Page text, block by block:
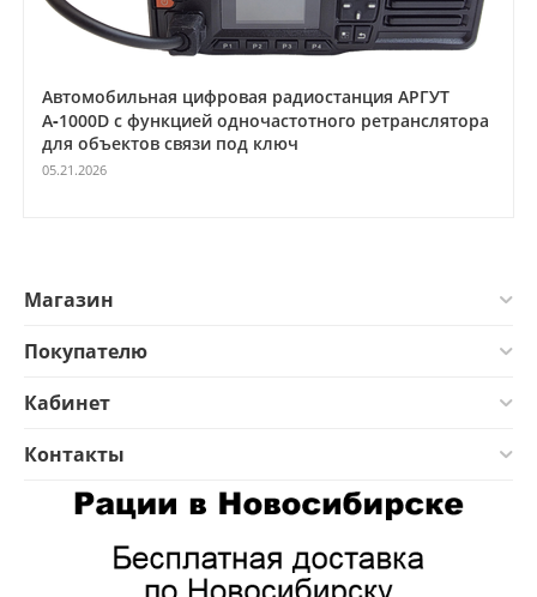
Автомобильная цифровая радиостанция АРГУТ
А‑1000D с функцией одночастотного ретранслятора
для объектов связи под ключ
05.21.2026
Магазин
Покупателю
Кабинет
Контакты